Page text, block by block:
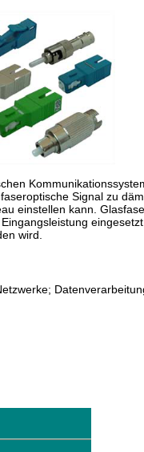
Signal zu
einstellen kann.
wird.